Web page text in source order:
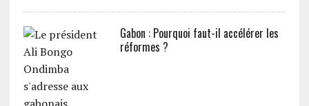
Gabon : Pourquoi faut-il accélérer les
réformes ?